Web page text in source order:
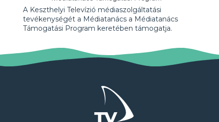
A Keszthelyi Televízió médiaszolgáltatási
tevékenységét a Médiatanács a Médiatanács
Támogatási Program keretében támogatja.